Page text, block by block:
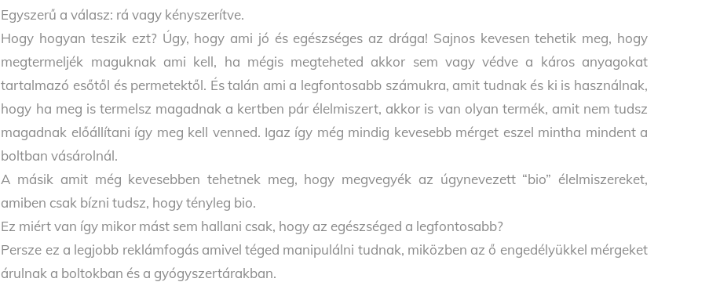
Egyszerű a válasz: rá vagy kényszerítve.
Hogy hogyan teszik ezt? Úgy, hogy ami jó és egészséges az drága! Sajnos kevesen tehetik meg, hogy
megtermeljék maguknak ami kell, ha mégis megteheted akkor sem vagy védve a káros anyagokat
tartalmazó esőtől és permetektől. És talán ami a legfontosabb számukra, amit tudnak és ki is használnak,
hogy ha meg is termelsz magadnak a kertben pár élelmiszert, akkor is van olyan termék, amit nem tudsz
magadnak előállítani így meg kell venned. Igaz így még mindig kevesebb mérget eszel mintha mindent a
boltban vásárolnál.
A másik amit még kevesebben tehetnek meg, hogy megvegyék az úgynevezett “bio” élelmiszereket,
amiben csak bízni tudsz, hogy tényleg bio.
Ez miért van így mikor mást sem hallani csak, hogy az egészséged a legfontosabb?
Persze ez a legjobb reklámfogás amivel téged manipulálni tudnak, miközben az ő engedélyükkel mérgeket
árulnak a boltokban és a gyógyszertárakban.